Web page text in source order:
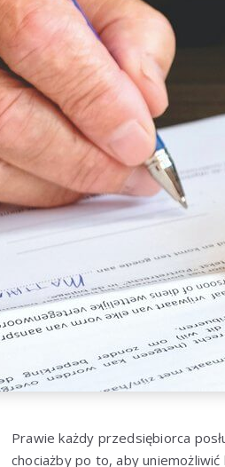
Prawie każdy przedsiębiorca
chociażby po to, aby